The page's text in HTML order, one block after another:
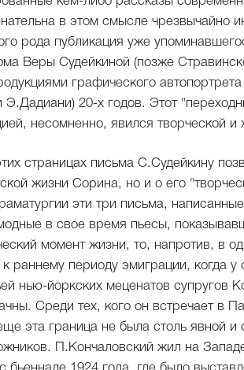
в этом смысле чрезвычайно
рода публикация уже
Веры Судейкиной (позже
графического
20-х годов. Этот
несомненно, явился творческой
страницах письма С.Судейкину
жизни Сорина, но и о его
эти три письма,
в свое время пьесы,
момент жизни, то, напротив, в
к раннему периоду эмиграции, когда
нью-йоркских меценатов супругов
Среди тех, кого он встречает в
эта граница не была столь явной и
П.Кончаловский жил на